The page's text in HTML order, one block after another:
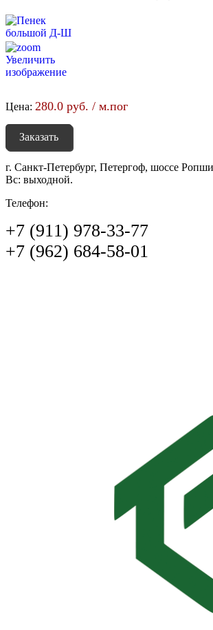
Увеличить
изображение
Цена: 280.0 руб. / м.пог
Заказать
г. Санкт-Петербург, Петергоф, шоссе
Вс: выходной.
Телефон:
+7 (911) 978-33-77
+7 (962) 684-58-01‬